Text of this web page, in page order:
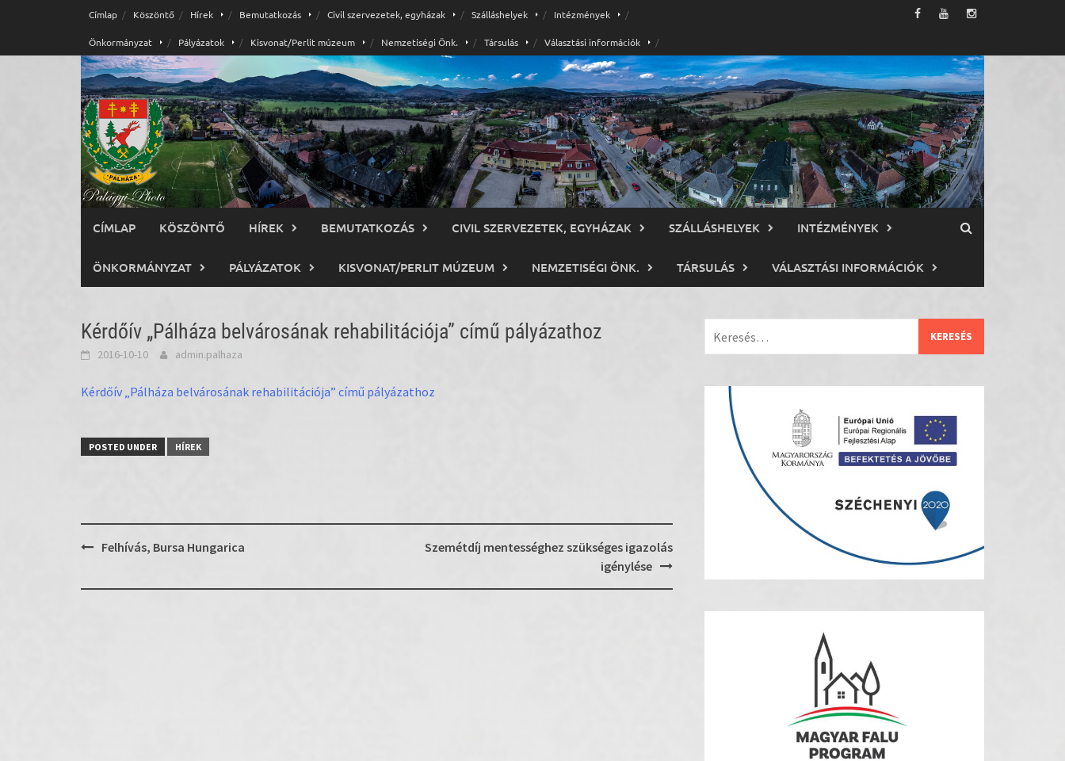
Címlap Köszöntő Hírek Bemutatkozás Civil szervezetek, egyházak Szálláshelyek Intézmények
Önkormányzat Pályázatok Kisvonat/Perlit múzeum Nemzetiségi Önk. Társulás Választási információk
CÍMLAP KÖSZÖNTŐ HÍREK BEMUTATKOZÁS CIVIL SZERVEZETEK, EGYHÁZAK SZÁLLÁSHELYEK INTÉZMÉNYEK
ÖNKORMÁNYZAT PÁLYÁZATOK KISVONAT/PERLIT MÚZEUM NEMZETISÉGI ÖNK. TÁRSULÁS VÁLASZTÁSI INFORMÁCIÓK
Kérdőív „Pálháza belvárosának rehabilitációja” című pályázathoz
2016-10-10 admin.palhaza
Kérdőív „Pálháza belvárosának rehabilitációja” című pályázathoz
POSTED UNDER HÍREK
PostFelhívás, Bursa Hungarica
Szemétdíj mentességhez szükséges igazolás
igénylése
Keresés: